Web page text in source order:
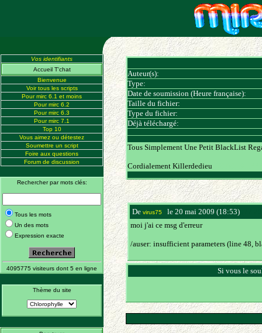
Vos identifiants
Accueil T'chat
Bienvenue
Voir tous les scripts
Pour mirc 6.1 et moins
Pour mirc 6.2
Pour mirc 6.3
Pour mirc 7.1
Top 10
Vous aimez ou détestez
Soumettre un script
Foire aux questions
Forum de discussion
Rechercher par mots clés:
Tous les mots
Un des mots
Expression exacte
4095775 visiteurs dont 5 en ligne
Thème du site
Auteur(s):
Type:
Date de soumission (Heure française):
Taille du fichier:
Type du fichier:
Déjà téléchargé:
Tous Simplement Une Petit BlackList
Cordialement Killerdedieu
De virus75le 20 mai 2009 (18:53)
moi j'ai ce msg d'erreur
/auser: insufficient parameters (line 48,
Si vous le